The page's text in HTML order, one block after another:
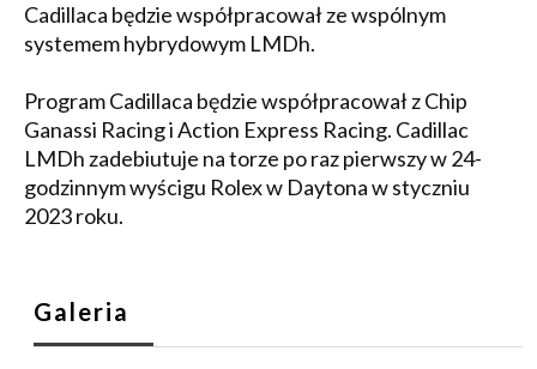
Cadillaca będzie współpracował ze wspólnym
systemem hybrydowym LMDh.
Program Cadillaca będzie współpracował z Chip
Ganassi Racing i Action Express Racing. Cadillac
LMDh zadebiutuje na torze po raz pierwszy w 24-
godzinnym wyścigu Rolex w Daytona w styczniu
2023 roku.
Galeria